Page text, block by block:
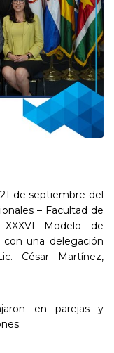
de septiembre del
– Facultad de
Modelo de
con una delegación
César Martínez,
en parejas y